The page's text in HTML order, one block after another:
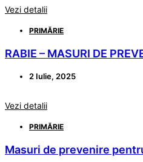
Vezi detalii
PRIMĂRIE
RABIE – MASURI DE
2 Iulie, 2025
Vezi detalii
PRIMĂRIE
Masuri de prevenire